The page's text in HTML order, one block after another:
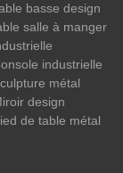
basse design
salle à manger
industrielle
métal
design
de table métal